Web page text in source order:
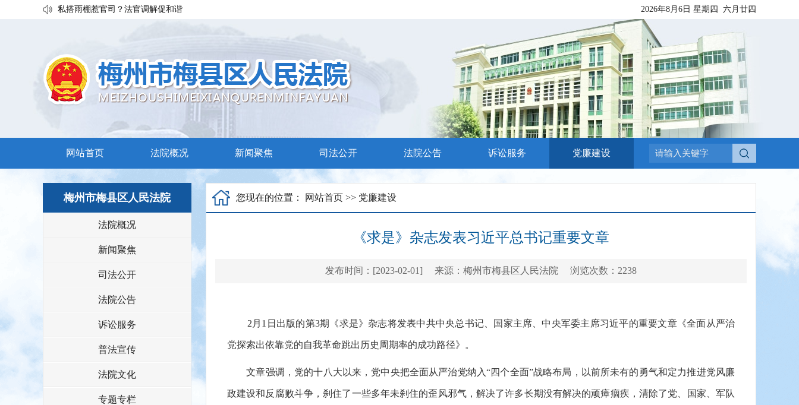
私搭雨棚惹官司？法官调解促和谐 2026年8月6日 星期四 六月廿四
网站首页 法院概况 新闻聚焦 司法公开 法院公告 诉讼服务 党廉建设
梅州市梅县区人民法院
法院概况
新闻聚焦
司法公开
法院公告
诉讼服务
普法宣传
法院文化
专题专栏
您现在的位置： 网站首页 >> 党廉建设
《求是》杂志发表习近平总书记重要文章
发布时间：[2023-02-01] 来源：梅州市梅县区人民法院 浏览次数：2238
2月1日出版的第3期《求是》杂志将发表中共中央总书记、国家主席、中央军委主席习近平的重要文章《全面从严治
党探索出依靠党的自我革命跳出历史周期率的成功路径》。
文章强调，党的十八大以来，党中央把全面从严治党纳入“四个全面”战略布局，以前所未有的勇气和定力推进党风廉
政建设和反腐败斗争，刹住了一些多年未刹住的歪风邪气，解决了许多长期没有解决的顽瘴痼疾，清除了党、国家、军队